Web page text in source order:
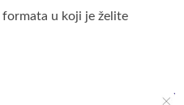
u koji je želite